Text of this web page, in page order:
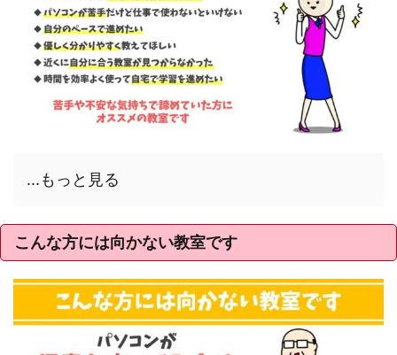
...もっと見る
こんな方には向かない教室です